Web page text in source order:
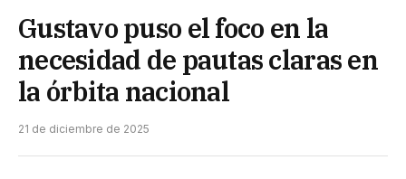
Gustavo puso el foco en la
necesidad de pautas claras en
la órbita nacional
21 de diciembre de 2025